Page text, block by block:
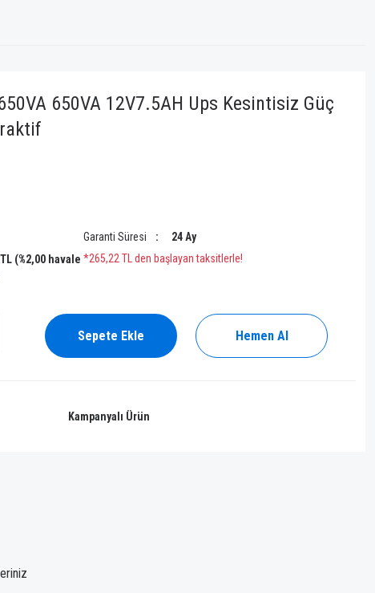
650VA 12V7.5AH Ups Kesintisiz Güç
Garanti Süresi
24 Ay
(%2,00 havale *265,22 TL den başlayan taksitlerle!
Sepete Ekle Hemen Al
Kampanyalı Ürün